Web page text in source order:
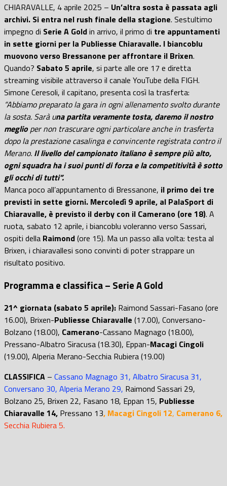
CHIARAVALLE, 4 aprile 2025 – Un’altra sosta è passata agli
archivi. Si entra nel rush finale della stagione. Sestultimo
impegno di Serie A Goldin arrivo, il primo di tre appuntamenti
in sette giorni per la Publiesse Chiaravalle. I biancoblu
muovono verso Bressanone per affrontare il Brixen.
Quando? Sabato 5 aprile, si parte alle ore 17 e diretta
streaming visibile attraverso il canale YouTube della FIGH.
Simone Ceresoli, il capitano, presenta così la trasferta:
“Abbiamo preparato la gara in ogni allenamento svolto durante
la sosta. Sarà una partita veramente tosta, daremo il nostro
meglioper non trascurare ogni particolare anche in trasferta
dopo la prestazione casalinga e convincente registrata contro il
Merano. Il livello del campionato italiano è sempre più alto,
ogni squadra ha i suoi punti di forza e la competitività è sotto
gli occhi di tutti”.
Manca poco all’appuntamento di Bressanone, il primo dei tre
previsti in sette giorni. Mercoledì 9 aprile, al PalaSport di
Chiaravalle, è previsto il derby con il Camerano (ore 18). A
ruota, sabato 12 aprile, i biancoblu voleranno verso Sassari,
ospiti della Raimond(ore 15). Ma un passo alla volta: testa al
Brixen, i chiaravallesi sono convinti di poter strappare un
risultato positivo.
Programma e classifica – Serie A Gold
21^ giornata (sabato 5 aprile): Raimond Sassari-Fasano (ore
16.00), Brixen-Publiesse Chiaravalle (17.00), Conversano-
Bolzano (18.00), Camerano-Cassano Magnago (18.00),
Pressano-Albatro Siracusa (18.30), Eppan-Macagi Cingoli
(19.00), Alperia Merano-Secchia Rubiera (19.00)
CLASSIFICA – Cassano Magnago 31, Albatro Siracusa 31,
Conversano 30, Alperia Merano 29, Raimond Sassari 29,
Bolzano 25, Brixen 22, Fasano 18, Eppan 15, Publiesse
Chiaravalle 14, Pressano 13, Macagi Cingoli 12, Camerano 6,
Secchia Rubiera 5.